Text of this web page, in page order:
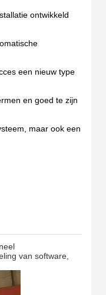
ontwikkeld
een nieuw type
en goed te zijn
maar ook een
van software,